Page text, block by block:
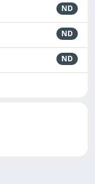
ND
ND
ND